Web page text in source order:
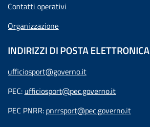
Contatti operativi
Organizzazione
INDIRIZZI DI POSTA ELETTRONICA
ufficiosport@governo.it
PEC: ufficiosport@pec.governo.it
PEC PNRR: pnrrsport@pec.governo.it